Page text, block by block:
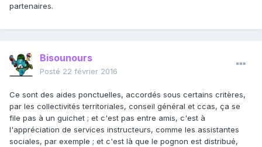
partenaires.
Bisounours
Posté 22 février 2016
Ce sont des aides ponctuelles, accordés sous certains critères,
par les collectivités territoriales, conseil général et ccas, ça se
file pas à un guichet ; et c'est pas entre amis, c'est à
l'appréciation de services instructeurs, comme les assistantes
sociales, par exemple ; et c'est là que le pognon est distribué,